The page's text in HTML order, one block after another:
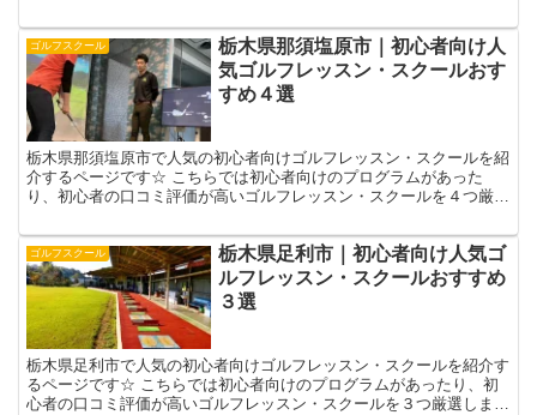
ゴルフスクール
栃木県那須塩原市｜初心者向け人
気ゴルフレッスン・スクールおす
すめ４選
栃木県那須塩原市で人気の初心者向けゴルフレッスン・スクールを紹
介するページです☆ こちらでは初心者向けのプログラムがあった
り、初心者の口コミ評価が高いゴルフレッスン・スクールを４つ厳選
ゴルフスクール
栃木県足利市｜初心者向け人気ゴ
ルフレッスン・スクールおすすめ
３選
栃木県足利市で人気の初心者向けゴルフレッスン・スクールを紹介す
るページです☆ こちらでは初心者向けのプログラムがあったり、初
心者の口コミ評価が高いゴルフレッスン・スクールを３つ厳選しまし